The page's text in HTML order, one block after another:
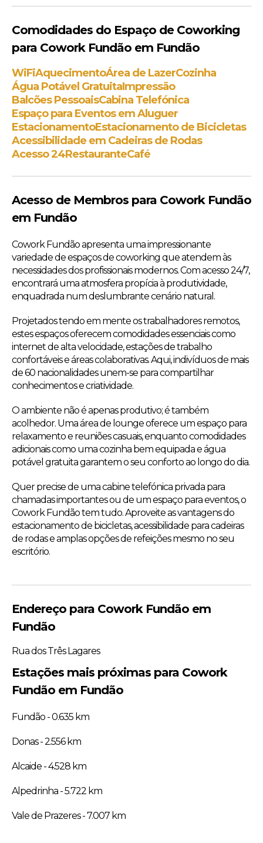
Comodidades do Espaço de Coworking
para Cowork Fundão em Fundão
WiFiAquecimentoÁrea de LazerCozinha
Água Potável GratuitaImpressão
Balcões PessoaisCabina Telefónica
Espaço para Eventos em Aluguer
EstacionamentoEstacionamento de Bicicletas
Acessibilidade em Cadeiras de Rodas
Acesso 24RestauranteCafé
Acesso de Membros para Cowork Fundão
em Fundão
Cowork Fundão apresenta uma impressionante
variedade de espaços de coworking que atendem às
necessidades dos profissionais modernos. Com acesso 24/7,
encontrará uma atmosfera propícia à produtividade,
enquadrada num deslumbrante cenário natural.
Projetados tendo em mente os trabalhadores remotos,
estes espaços oferecem comodidades essenciais como
internet de alta velocidade, estações de trabalho
confortáveis e áreas colaborativas. Aqui, indivíduos de mais
de 60 nacionalidades unem-se para compartilhar
conhecimentos e criatividade.
O ambiente não é apenas produtivo; é também
acolhedor. Uma área de lounge oferece um espaço para
relaxamento e reuniões casuais, enquanto comodidades
adicionais como uma cozinha bem equipada e água
potável gratuita garantem o seu conforto ao longo do dia.
Quer precise de uma cabine telefónica privada para
chamadas importantes ou de um espaço para eventos, o
Cowork Fundão tem tudo. Aproveite as vantagens do
estacionamento de bicicletas, acessibilidade para cadeiras
de rodas e amplas opções de refeições mesmo no seu
escritório.
Endereço para Cowork Fundão em
Fundão
Rua dos Três Lagares
Estações mais próximas para Cowork
Fundão em Fundão
Fundão - 0.635 km
Donas - 2.556 km
Alcaide - 4.528 km
Alpedrinha - 5.722 km
Vale de Prazeres - 7.007 km